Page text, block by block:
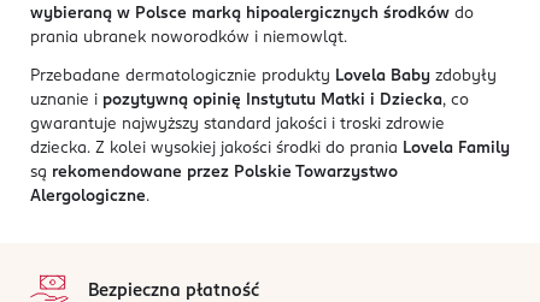
wybieraną w Polsce marką hipoalergicznych środków do
prania ubranek noworodków i niemowląt.
Przebadane dermatologicznie produkty Lovela Baby zdobyły
uznanie i pozytywną opinię Instytutu Matki i Dziecka, co
gwarantuje najwyższy standard jakości i troski zdrowie
dziecka. Z kolei wysokiej jakości środki do prania Lovela Family
są rekomendowane przez Polskie Towarzystwo
Alergologiczne.
Bezpieczna płatność